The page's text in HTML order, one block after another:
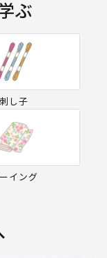
ぶ
刺し子
イング